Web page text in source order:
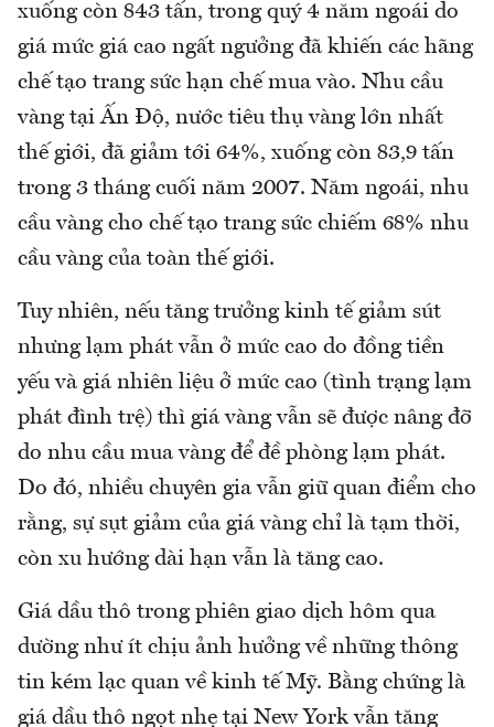
xuống còn 843 tấn, trong quý 4 năm ngoái do
giá mức giá cao ngất ngưởng đã khiến các hãng
chế tạo trang sức hạn chế mua vào. Nhu cầu
vàng tại Ấn Độ, nước tiêu thụ vàng lớn nhất
thế giới, đã giảm tới 64%, xuống còn 83,9 tấn
trong 3 tháng cuối năm 2007. Năm ngoái, nhu
cầu vàng cho chế tạo trang sức chiếm 68% nhu
cầu vàng của toàn thế giới.
Tuy nhiên, nếu tăng trưởng kinh tế giảm sút
nhưng lạm phát vẫn ở mức cao do đồng tiền
yếu và giá nhiên liệu ở mức cao (tình trạng lạm
phát đình trệ) thì giá vàng vẫn sẽ được nâng đỡ
do nhu cầu mua vàng để đề phòng lạm phát.
Do đó, nhiều chuyên gia vẫn giữ quan điểm cho
rằng, sự sụt giảm của giá vàng chỉ là tạm thời,
còn xu hướng dài hạn vẫn là tăng cao.
Giá dầu thô trong phiên giao dịch hôm qua
dường như ít chịu ảnh hưởng về những thông
tin kém lạc quan về kinh tế Mỹ. Bằng chứng là
giá dầu thô ngọt nhẹ tại New York vẫn tăng